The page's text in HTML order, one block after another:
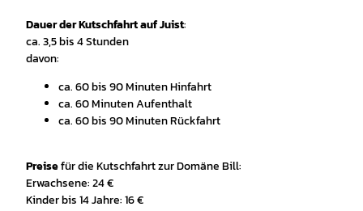
Dauer der Kutschfahrt auf Juist:
ca. 3,5 bis 4 Stunden
davon:
ca. 60 bis 90 Minuten Hinfahrt
ca. 60 Minuten Aufenthalt
ca. 60 bis 90 Minuten Rückfahrt
Preisefür die Kutschfahrt zur Domäne Bill:
Erwachsene: 24 €
Kinder bis 14 Jahre: 16 €